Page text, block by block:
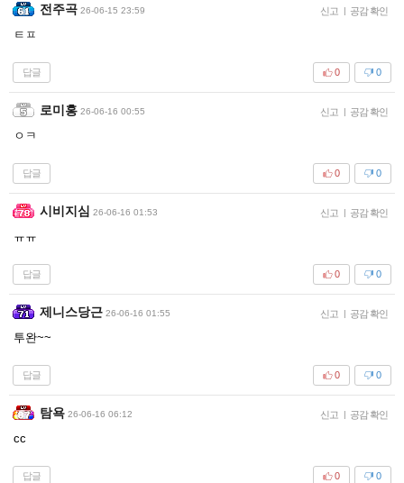
전주곡 26-06-15 23:59 신고 | 공감 확인
ㅌㅍ
답글 0
0
로미홍 26-06-16 00:55 신고 | 공감 확인
ㅇㅋ
답글 0
0
시비지심 26-06-16 01:53 신고 | 공감 확인
ㅠㅠ
답글 0
0
제니스당근 26-06-16 01:55 신고 | 공감 확인
투완~~
답글 0
0
탐욕 26-06-16 06:12 신고 | 공감 확인
cc
답글 0
0